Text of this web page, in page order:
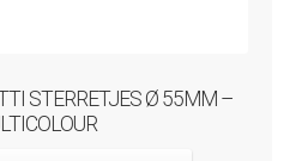
STERRETJES Ø 55MM –